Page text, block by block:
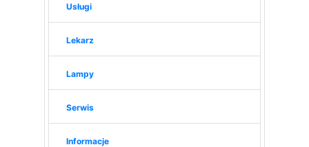
Usługi
Lekarz
Lampy
Serwis
Informacje